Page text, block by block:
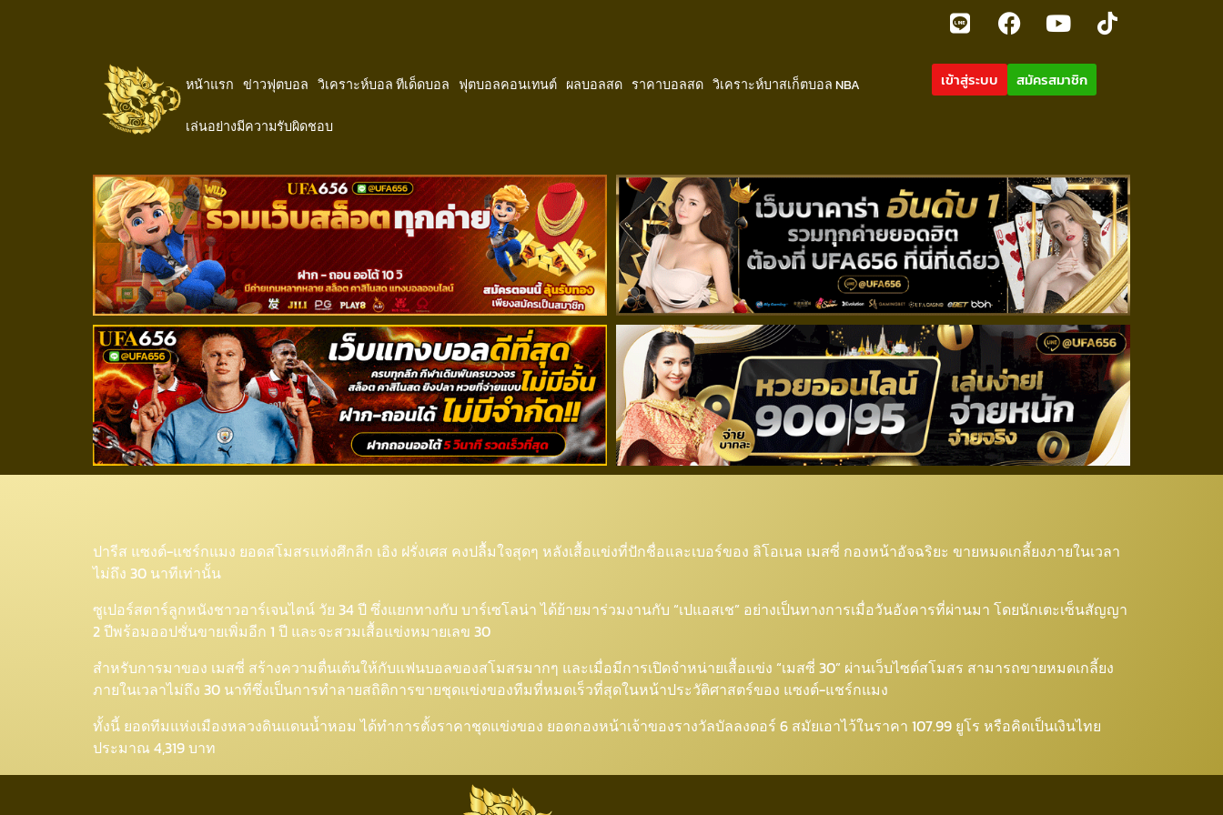
หน้าแรก ข่าวฟุตบอล วิเคราะห์บอล ทีเด็ดบอล ฟุตบอลคอนเทนต์ ผลบอลสด ราคาบอลสด วิเคราะห์บาสเก็ตบอล NBA
เล่นอย่างมีความรับผิดชอบ
เข้าสู่ระบบ สมัครสมาชิก
ปารีส แซงต์-แชร์กแมง ยอดสโมสรแห่งศึกลีก เอิง ฝรั่งเศส คงปลื้มใจสุดๆ หลังเสื้อแข่งที่ปักชื่อและเบอร์ของ ลิโอเนล เมสซี่ กองหน้าอัจฉริยะ ขายหมดเกลี้ยงภายในเวลา
ไม่ถึง 30 นาทีเท่านั้น
ซูเปอร์สตาร์ลูกหนังชาวอาร์เจนไตน์ วัย 34 ปี ซึ่งแยกทางกับ บาร์เซโลน่า ได้ย้ายมาร่วมงานกับ “เปแอสเช” อย่างเป็นทางการเมื่อวันอังคารที่ผ่านมา โดยนักเตะเซ็นสัญญา
2 ปีพร้อมออปชั่นขายเพิ่มอีก 1 ปี และจะสวมเสื้อแข่งหมายเลข 30
สำหรับการมาของ เมสซี่ สร้างความตื่นเต้นให้กับแฟนบอลของสโมสรมากๆ และเมื่อมีการเปิดจำหน่ายเสื้อแข่ง “เมสซี่ 30” ผ่านเว็บไซต์สโมสร สามารถขายหมดเกลี้ยง
ภายในเวลาไม่ถึง 30 นาทีซึ่งเป็นการทำลายสถิติการขายชุดแข่งของทีมที่หมดเร็วที่สุดในหน้าประวัติศาสตร์ของ แซงต์-แชร์กแมง
ทั้งนี้ ยอดทีมแห่งเมืองหลวงดินแดนน้ำหอม ได้ทำการตั้งราคาชุดแข่งของ ยอดกองหน้าเจ้าของรางวัลบัลลงดอร์ 6 สมัยเอาไว้ในราคา 107.99 ยูโร หรือคิดเป็นเงินไทย
ประมาณ 4,319 บาท